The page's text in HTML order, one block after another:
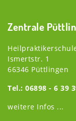
Zentrale
Ismertstr. 1
66346 Püttlingen
Tel.: 06898 - 6 39
weitere Infos ...